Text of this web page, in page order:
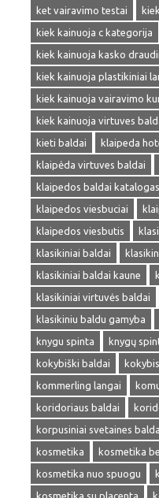
ket vairavimo testai
kiek kainuoja c kategorija
kiek kainuoja kasko
kiek kainuoja plastikiniai
kiek kainuoja vairavimo
kiek kainuoja virtuves
kieti baldai
klaipeda
klaipėda virtuves baldai
klaipedos baldai katalogas
klaipedos viesbuciai
klaipedos viesbutis
klasikiniai baldai
klasikiniai baldai kaune
klasikiniai virtuvės baldai
klasikiniu baldu gamyba
knygu spinta
knygų
kokybiški baldai
kommerling langai
koridoriaus baldai
korpusiniai svetaines
kosmetika
kosmetika
kosmetika nuo spuogu
kosmetika su placenta